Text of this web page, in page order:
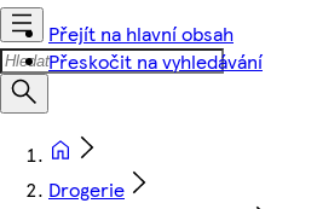
Přejít na hlavní obsah
Přeskočit na vyhledávání
Drogerie